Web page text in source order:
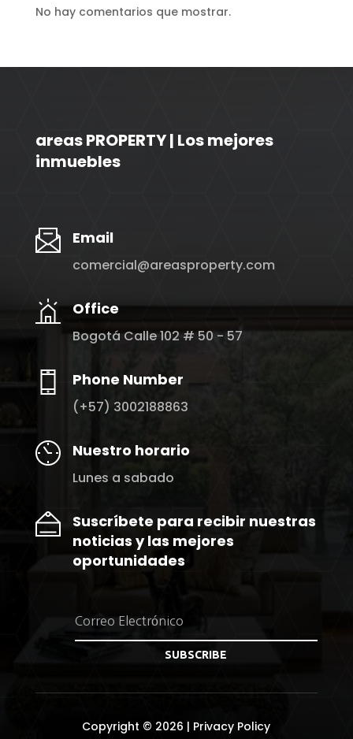
No hay comentarios que mostrar.
areas PROPERTY | Los mejores
inmuebles
Email
comercial@areasproperty.com
Office
Bogotá Calle 102 # 50 - 57
Phone Number
(+57) 3002188863
Nuestro horario
Lunes a sabado
Suscríbete para recibir nuestras
noticias y las mejores
oportunidades
SUBSCRIBE
Copyright © 2026 | Privacy Policy